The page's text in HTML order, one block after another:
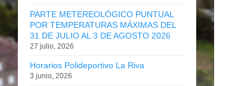
PARTE METEREOLÓGICO PUNTUAL
POR TEMPERATURAS MÁXIMAS DEL
31 DE JULIO AL 3 DE AGOSTO 2026
27 julio, 2026
Horarios Polideportivo La Riva
3 junio, 2026